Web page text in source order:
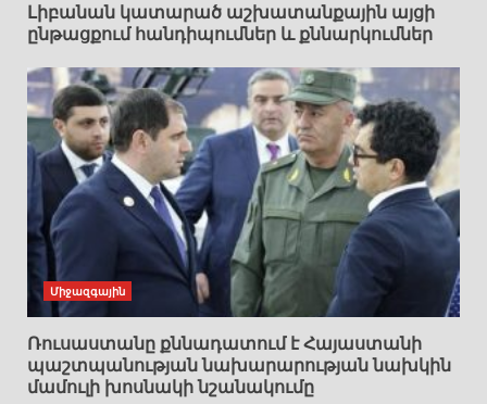
Լիբանան կատարած աշխատանքային այցի
ընթացքում հանդիպումներ և քննարկումներ
Միջազգային
Ռուսաստանը քննադատում է Հայաստանի
պաշտպանության նախարարության նախկին
մամուլի խոսնակի նշանակումը